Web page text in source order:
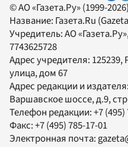
© АО «Газета.Ру» (1999-
Название: Газета.Ru
Учредитель:АО «Газета.Ру»
7743625728
Адрес учредителя:
улица, дом 67
Адрес редакции и издателя:
Варшавское шоссе, д.9,
Телефон редакции:+7
Факс:+7 (495) 785-17-01
Электронная почта: